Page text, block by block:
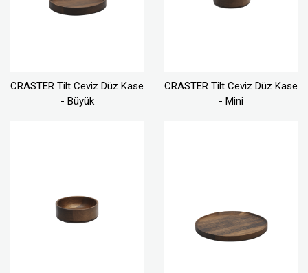
CRASTER Tilt Ceviz Düz Kase
- Büyük
CRASTER Tilt Ceviz Düz Kase
- Mini